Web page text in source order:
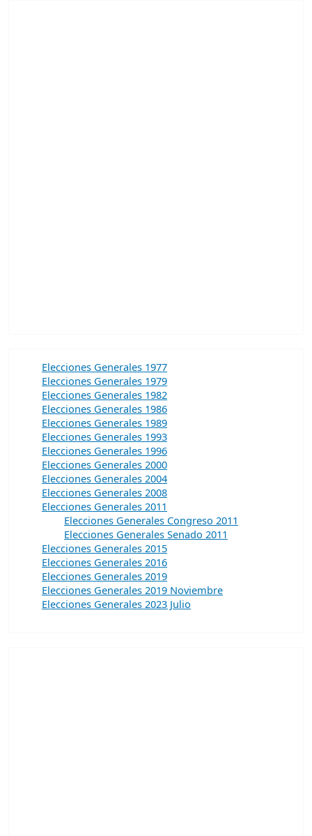
Elecciones Generales 1977
Elecciones Generales 1979
Elecciones Generales 1982
Elecciones Generales 1986
Elecciones Generales 1989
Elecciones Generales 1993
Elecciones Generales 1996
Elecciones Generales 2000
Elecciones Generales 2004
Elecciones Generales 2008
Elecciones Generales 2011
Elecciones Generales Congreso 2011
Elecciones Generales Senado 2011
Elecciones Generales 2015
Elecciones Generales 2016
Elecciones Generales 2019
Elecciones Generales 2019 Noviembre
Elecciones Generales 2023 Julio